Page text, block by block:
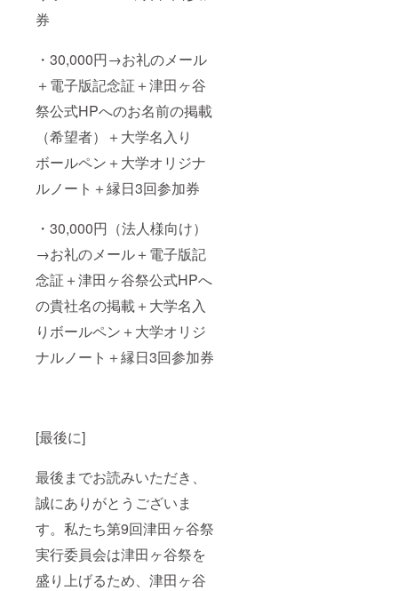
券
・30,000円→お礼のメール
＋電子版記念証＋津田ヶ谷
祭公式HPへのお名前の掲載
（希望者）＋大学名入り
ボールペン＋大学オリジナ
ルノート＋縁日3回参加券
・30,000円（法人様向け）
→お礼のメール＋電子版記
念証＋津田ヶ谷祭公式HPへ
の貴社名の掲載＋大学名入
りボールペン＋大学オリジ
ナルノート＋縁日3回参加券
[最後に]
最後までお読みいただき、
誠にありがとうございま
す。私たち第9回津田ヶ谷祭
実行委員会は津田ヶ谷祭を
盛り上げるため、津田ヶ谷